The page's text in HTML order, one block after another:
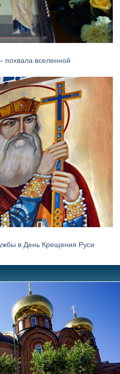
вселенной
в День Крещения Руси